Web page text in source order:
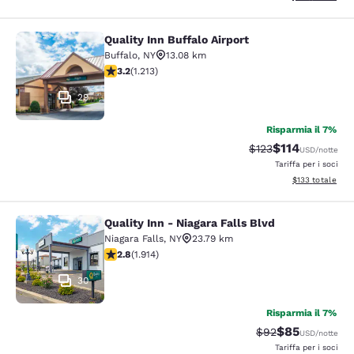
Quality Inn Buffalo Airport
29
Quality Inn Buffalo Airport
Buffalo, NY
13.08 km
Valutazione di 3.2 stelle. Buono. 1213 recensioni
3.2(1.213)
Risparmia il 7%
Tariffa di
$123Tariffa
$114USD/notte
Tariffa per i soci
Visualizza i
$133 totale
Quality Inn - Niagara Falls Blvd
30
Quality Inn - Niagara Falls Blvd
Niagara Falls, NY
23.79 km
Valutazione di 2.79 stelle. Discreto. 1914 recensioni
2.8(1.914)
Risparmia il 7%
Tariffa di
$92Tariffa
$85USD/notte
Tariffa per i soci